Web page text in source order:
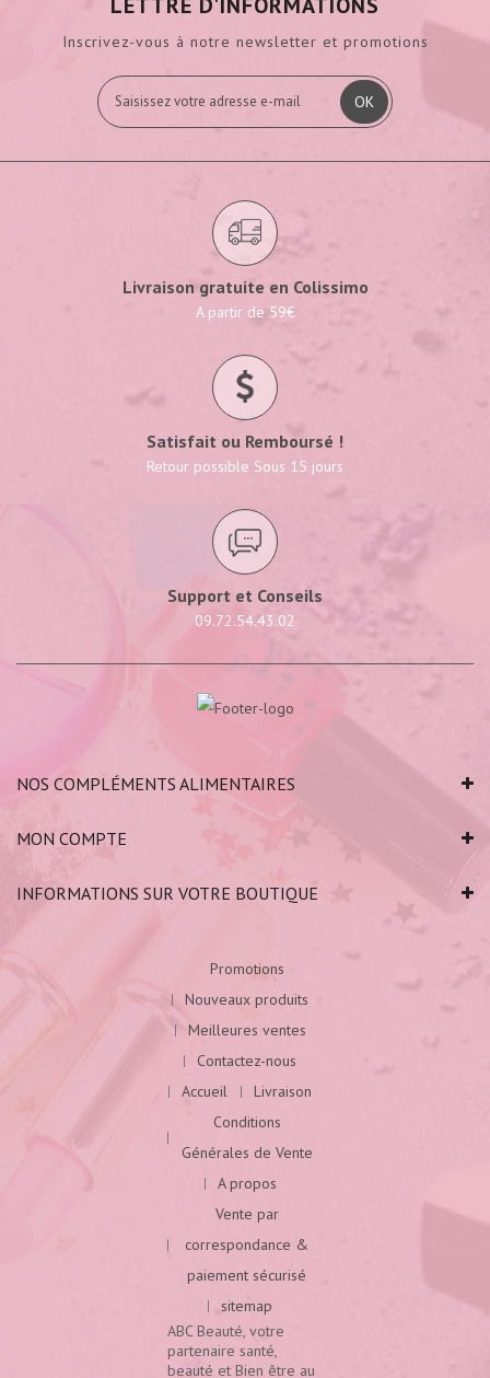
Inscrivez-vous à notre newsletter et promotions
OK
Livraison gratuite en Colissimo
A partir de 59€
Satisfait ou Remboursé !
Retour possible Sous 15 jours
Support et Conseils
09.72.54.43.02
NOS COMPLÉMENTS ALIMENTAIRES
MON COMPTE
INFORMATIONS SUR VOTRE BOUTIQUE
Promotions
Nouveaux produits
Meilleures ventes
Contactez-nous
Accueil
Livraison
Conditions
Générales de Vente
A propos
Vente par
correspondance &
paiement sécurisé
sitemap
ABC Beauté, votre
partenaire santé,
beauté et Bien être au